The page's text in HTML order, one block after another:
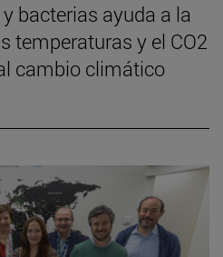
bacterias ayuda a la
temperaturas y el CO2
cambio climático